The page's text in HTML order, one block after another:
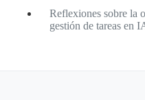
Reflexiones sobre la
gestión de tareas en